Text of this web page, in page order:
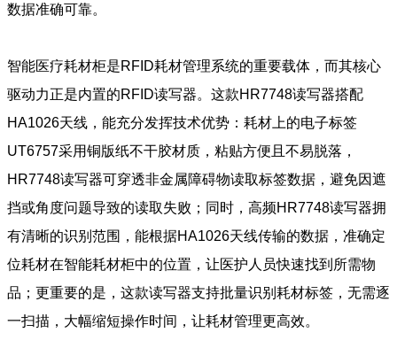
数据准确可靠。
智能医疗耗材柜是RFID耗材管理系统的重要载体，而其核心
驱动力正是内置的RFID读写器。这款HR7748读写器搭配
HA1026天线，能充分发挥技术优势：耗材上的电子标签
UT6757采用铜版纸不干胶材质，粘贴方便且不易脱落，
HR7748读写器可穿透非金属障碍物读取标签数据，避免因遮
挡或角度问题导致的读取失败；同时，高频HR7748读写器拥
有清晰的识别范围，能根据HA1026天线传输的数据，准确定
位耗材在智能耗材柜中的位置，让医护人员快速找到所需物
品；更重要的是，这款读写器支持批量识别耗材标签，无需逐
一扫描，大幅缩短操作时间，让耗材管理更高效。